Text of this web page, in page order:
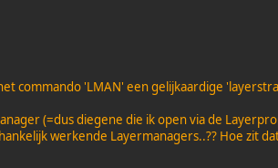
commando 'LMAN' een gelijkaardige
(=dus diegene die ik open via de
werkende Layermanagers..?? Hoe zit